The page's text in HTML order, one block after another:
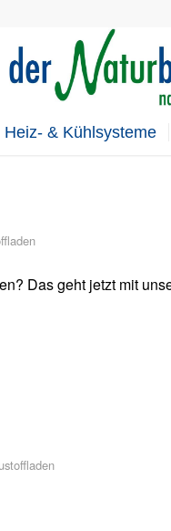
Heiz- & Kühlsysteme
Das geht jetzt mit